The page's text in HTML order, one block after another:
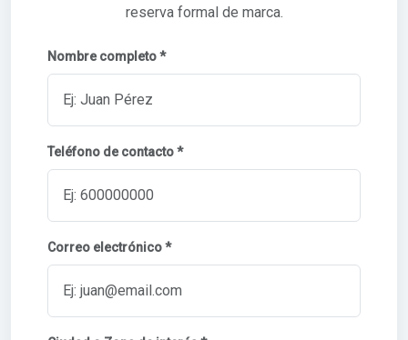
reserva formal de marca.
Nombre completo *
Teléfono de contacto *
Correo electrónico *